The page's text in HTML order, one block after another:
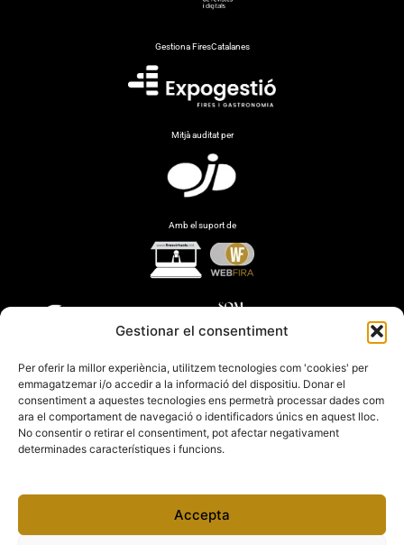
Gestionar el consentiment
Per oferir la millor experiència, utilitzem tecnologies com 'cookies' per
emmagatzemar i/o accedir a la informació del dispositiu. Donar el
consentiment a aquestes tecnologies ens permetrà processar dades com
ara el comportament de navegació o identificadors únics en aquest lloc.
No consentir o retirar el consentiment, pot afectar negativament
determinades característiques i funcions.
Accepta
Gestiona FiresCatalanes
Mitjà auditat per
Amb el suport de